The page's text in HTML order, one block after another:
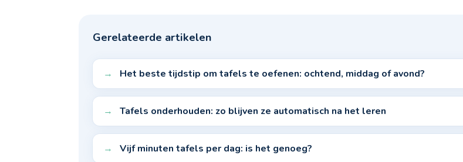
Gerelateerde artikelen
Het beste tijdstip om tafels te oefenen: ochtend, middag of avond?
Tafels onderhouden: zo blijven ze automatisch na het leren
Vijf minuten tafels per dag: is het genoeg?